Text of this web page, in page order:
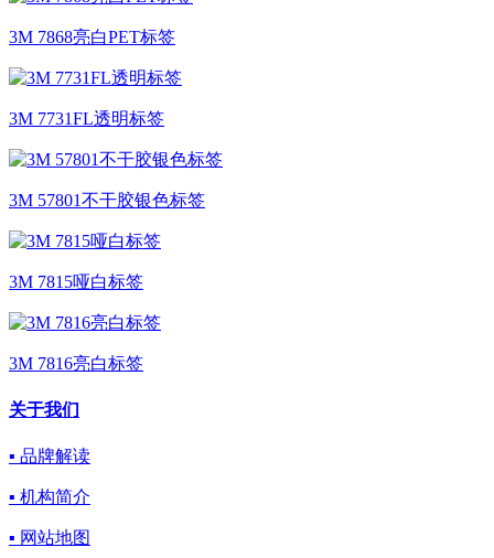
3M 7868亮白PET标签
3M 7731FL透明标签
3M 57801不干胶银色标签
3M 7815哑白标签
3M 7816亮白标签
关于我们
▪ 品牌解读
▪ 机构简介
▪ 网站地图